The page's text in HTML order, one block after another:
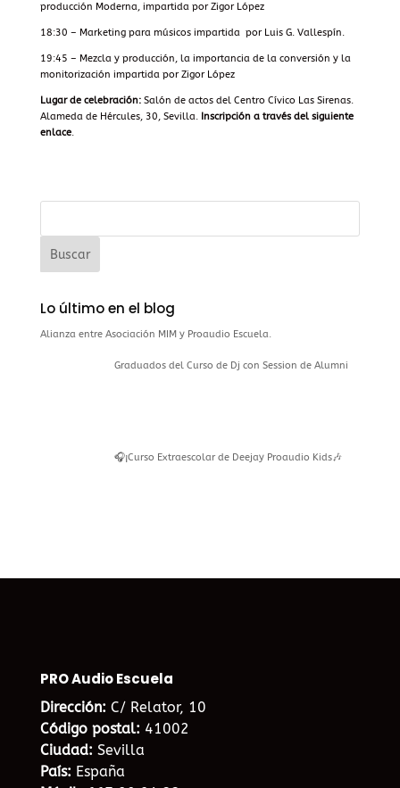
producción Moderna, impartida por Zigor López
18:30 – Marketing para músicos impartida por Luis G. Vallespín.
19:45 – Mezcla y producción, la importancia de la conversión y la
monitorización impartida por Zigor López
Lugar de celebración: Salón de actos del Centro Cívico Las Sirenas.
Alameda de Hércules, 30, Sevilla. Inscripción a través del siguiente
enlace.
Lo último en el blog
Alianza entre Asociación MIM y Proaudio Escuela.
Graduados del Curso de Dj con Session de Alumni
🎧¡Curso Extraescolar de Deejay Proaudio Kids🎶
PRO Audio Escuela
Dirección: C/ Relator, 10
Código postal: 41002
Ciudad: Sevilla
País: España